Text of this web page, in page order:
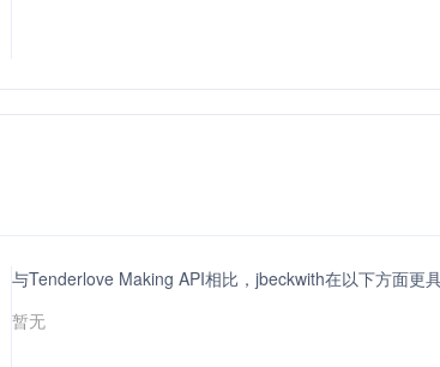
与Tenderlove Making API相比，jbeckwith在以下方面更
暂无